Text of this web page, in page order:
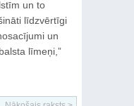
un to
līdzvērtīgi
un
līmeņi,”